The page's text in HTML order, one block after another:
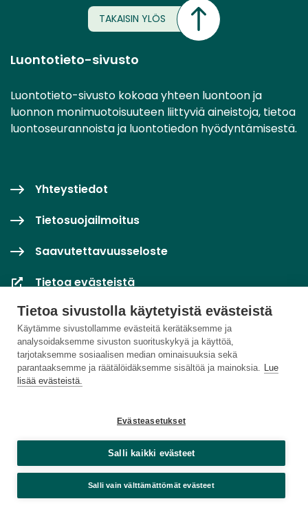
Tietoa sivustolla käytetyistä evästeistä
Käytämme sivustollamme evästeitä kerätäksemme ja
analysoidaksemme sivuston suorituskykyä ja käyttöä,
tarjotaksemme sosiaalisen median ominaisuuksia sekä
parantaaksemme ja räätälöidäksemme sisältöä ja mainoksia. Lue
lisää evästeistä.
Evästeasetukset
Salli kaikki evästeet
Salli vain välttämättömät evästeet
TAKAISIN YLÖS
Luontotieto-sivusto
Luontotieto-sivusto kokoaa yhteen luontoon ja
luonnon monimuotoisuuteen liittyviä aineistoja, tietoa
luontoseurannoista ja luontotiedon hyödyntämisestä.
Yhteystiedot
Tietosuojailmoitus
Saavutettavuusseloste
Tietoa evästeistä
Evästeasetukset